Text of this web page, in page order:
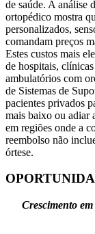
de saúde. A análise
ortopédico mostra
personalizados,
comandam preços
Estes custos mais
de hospitais,
ambulatórios com
de Sistemas de
pacientes privados
mais baixo ou adiar
em regiões onde a
reembolso não
órtese.
Crescimento